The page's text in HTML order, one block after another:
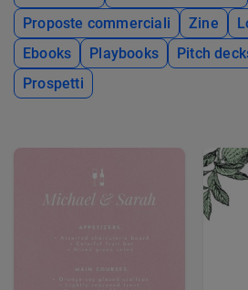
Proposte commerciali
Zine
Ebooks
Playbooks Pitch
Prospetti